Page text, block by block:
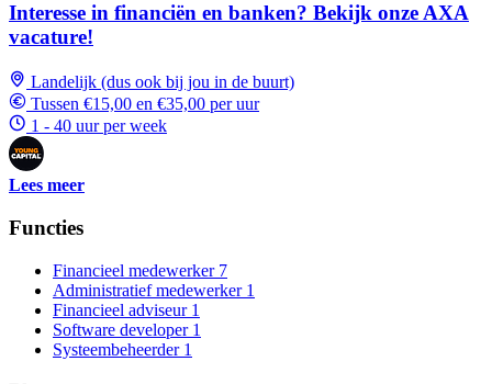
Interesse in financiën en banken? Bekijk onze AXA
vacature!
Landelijk (dus ook bij jou in de buurt)
Tussen €15,00 en €35,00 per uur
1 - 40 uur per week
Lees meer
Functies
Financieel medewerker 7
Administratief medewerker 1
Financieel adviseur 1
Software developer 1
Systeembeheerder 1